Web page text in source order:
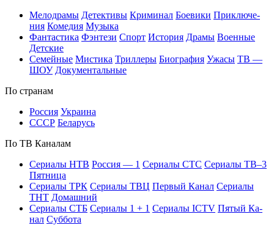
Ме­ло­дра­мы Де­тек­ти­вы Кри­ми­нал Бое­ви­ки При­клю­че­
ния Ко­ме­дия Му­зы­ка
Фан­та­сти­ка Фэн­те­зи Спорт Ис­то­рия Дра­мы Во­ен­ные
Дет­ские
Се­мей­ные Мис­ти­ка Трил­ле­ры Био­гра­фия Ужа­сы ТВ —
ШОУ До­ку­мен­таль­ные
По стра­нам
Рос­сия Ук­раи­на
СССР Бе­ла­русь
По ТВ Ка­на­лам
Се­риа­лы НТВ Рос­сия — 1 Се­риа­лы СТС Се­риа­лы ТВ–3
Пят­ни­ца
Се­риа­лы ТРК Се­риа­лы ТВЦ Пер­вый Ка­нал Се­риа­лы
ТНТ До­маш­ний
Се­риа­лы СТБ Се­риа­лы 1 + 1 Се­риа­лы ICTV Пя­тый Ка­
нал Суб­бо­та